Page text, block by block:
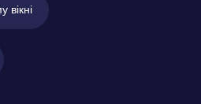
вікні